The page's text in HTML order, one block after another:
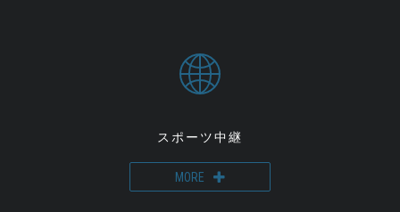
スポーツ中継
MORE